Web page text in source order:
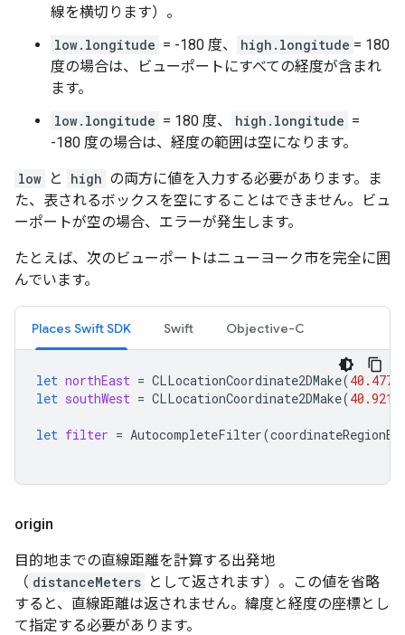
線を横切ります）。
low.longitude = -180 度、 high.longitude = 180
度の場合は、ビューポートにすべての経度が含まれ
ます。
low.longitude = 180 度、 high.longitude =
-180 度の場合は、経度の範囲は空になります。
low と high の両方に値を入力する必要があります。ま
た、表されるボックスを空にすることはできません。ビュ
ーポートが空の場合、エラーが発生します。
たとえば、次のビューポートはニューヨーク市を完全に囲
んでいます。
Places Swift SDK Swift Objective-C
let northEast = CLLocationCoordinate2DMake(
let southWest = CLLocationCoordinate2DMake(
let filter = AutocompleteFilter(
origin
目的地までの直線距離を計算する出発地
（ distanceMeters として返されます）。この値を省略
すると、直線距離は返されません。緯度と経度の座標とし
て指定する必要があります。